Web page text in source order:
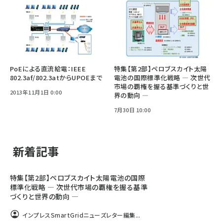
PoEによる直流給電：IEEE
802.3af/802.3atからUPOEまで
2013年11月1日 0:00
特集【第2部】ペロブスカイト太陽
電池の国際標準化戦略 ― 次世代
市場の覇権を握る基準づくりと世
界の動向 ―
7月30日 10:00
新着記事
特集【第2部】ペロブスカイト太陽電池の国際
標準化戦略 ― 次世代市場の覇権を握る基準
づくりと世界の動向 ―
インプレスSmartGridニューズレター編集...